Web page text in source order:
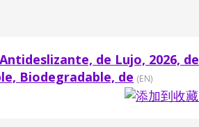
de Lujo, 2026, de
Biodegradable, de (EN)